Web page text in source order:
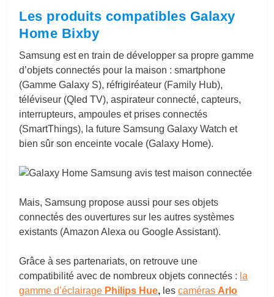
Les produits compatibles Galaxy
Home Bixby
Samsung est en train de développer sa propre gamme
d’objets connectés pour la maison : smartphone
(Gamme Galaxy S), réfrigiréateur (Family Hub),
téléviseur (Qled TV), aspirateur connecté, capteurs,
interrupteurs, ampoules et prises connectés
(SmartThings), la future Samsung Galaxy Watch et
bien sûr son enceinte vocale (Galaxy Home).
Mais, Samsung propose aussi pour ses objets
connectés des ouvertures sur les autres systèmes
existants (Amazon Alexa ou Google Assistant).
Grâce à ses partenariats, on retrouve une
compatibilité avec de nombreux objets connectés : la
gamme d’éclairage Philips Hue, lescaméras Arlo